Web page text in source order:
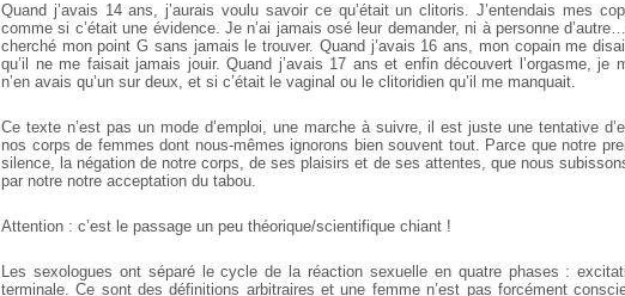
Quand j’avais 14 ans, j’aurais voulu savoir ce qu’était un clitoris. J’entendais mes
comme si c’était une évidence. Je n’ai jamais osé leur demander, ni à personne
cherché mon point G sans jamais le trouver. Quand j’avais 16 ans, mon copain me
qu’il ne me faisait jamais jouir. Quand j’avais 17 ans et enfin découvert l’orgasme, je
n’en avais qu’un sur deux, et si c’était le vaginal ou le clitoridien qu’il me manquait.
Ce texte n’est pas un mode d’emploi, une marche à suivre, il est juste une tentative
nos corps de femmes dont nous-mêmes ignorons bien souvent tout. Parce que notre
silence, la négation de notre corps, de ses plaisirs et de ses attentes, que nous
par notre notre acceptation du tabou.
Attention : c’est le passage un peu théorique/scientifique chiant !
Les sexologues ont séparé le cycle de la réaction sexuelle en quatre phases :
terminale. Ce sont des définitions arbitraires et une femme n’est pas forcément